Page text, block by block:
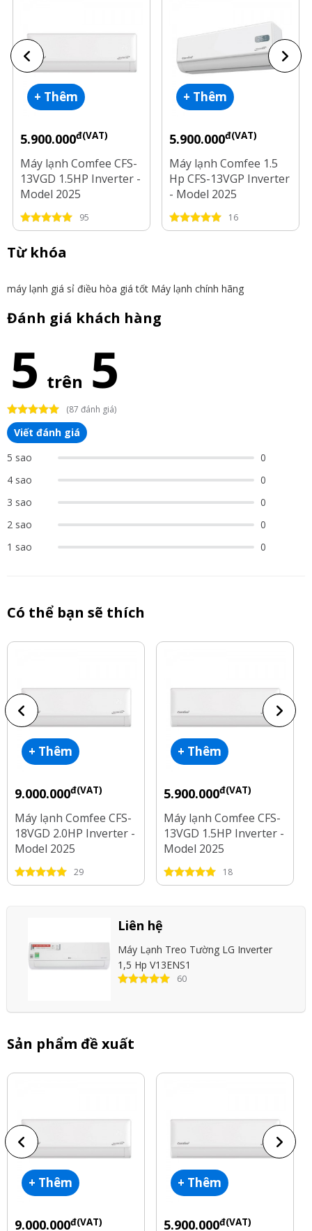
+ Thêm
5.900.000đ(VAT)
Máy lạnh Comfee CFS-
13VGD 1.5HP Inverter -
Model 2025
95
+ Thêm
5.900.000đ(VAT)
Máy lạnh Comfee 1.5
Hp CFS-13VGP Inverter
- Model 2025
16
Từ khóa
máy lạnh giá sỉ điều hòa giá tốt Máy lạnh chính hãng
Đánh giá khách hàng
5 trên 5
(87 đánh giá)
Viết đánh giá
5 sao
0
4 sao
0
3 sao
0
2 sao
0
1 sao
0
Có thể bạn sẽ thích
+ Thêm
9.000.000đ(VAT)
Máy lạnh Comfee CFS-
18VGD 2.0HP Inverter -
Model 2025
29
+ Thêm
5.900.000đ(VAT)
Máy lạnh Comfee CFS-
13VGD 1.5HP Inverter -
Model 2025
18
Liên hệ
Máy Lạnh Treo Tường LG Inverter
1,5 Hp V13ENS1
60
Sản phẩm đề xuất
+ Thêm
9.000.000đ(VAT)
+ Thêm
5.900.000đ(VAT)